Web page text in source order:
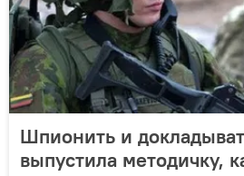
Шпионить и
выпустила методичку,